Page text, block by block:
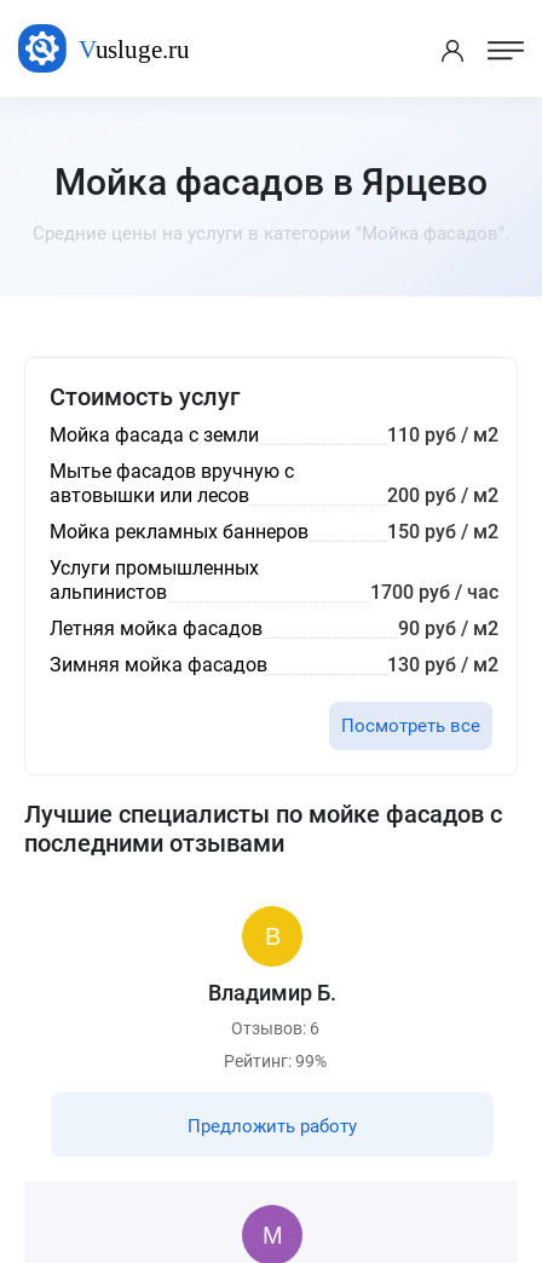
Мойка фасадов в Ярцево
Средние цены на услуги в категории "Мойка фасадов".
Стоимость услуг
Мойка фасада с земли
110 руб / м2
Мытье фасадов вручную с
автовышки или лесов
200 руб / м2
Мойка рекламных баннеров
150 руб / м2
Услуги промышленных
альпинистов
1700 руб / час
Летняя мойка фасадов
90 руб / м2
Зимняя мойка фасадов
130 руб / м2
Посмотреть все
Лучшие специалисты по мойке фасадов с
последними отзывами
Владимир Б.
Отзывов: 6
Рейтинг: 99%
Предложить работу